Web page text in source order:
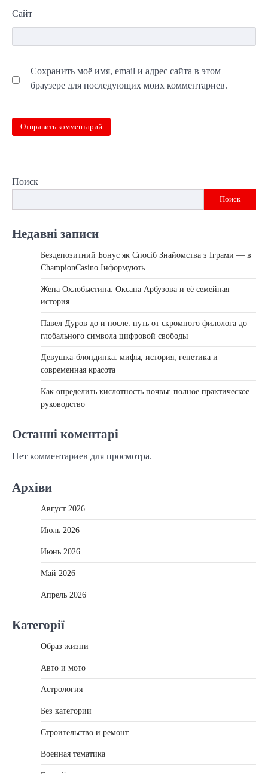
Сайт
Сохранить моё имя, email и адрес сайта в этом
браузере для последующих моих комментариев.
Поиск
Поиск
Недавні записи
Бездепозитний Бонус як Спосіб Знайомства з Іграми — в
ChampionCasino Інформують
Жена Охлобыстина: Оксана Арбузова и её семейная
история
Павел Дуров до и после: путь от скромного филолога до
глобального символа цифровой свободы
Девушка-блондинка: мифы, история, генетика и
современная красота
Как определить кислотность почвы: полное практическое
руководство
Останні коментарі
Нет комментариев для просмотра.
Архіви
Август 2026
Июль 2026
Июнь 2026
Май 2026
Апрель 2026
Категорії
Образ жизни
Авто и мото
Астрология
Без категории
Строительство и ремонт
Военная тематика